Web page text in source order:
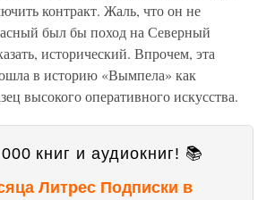
контракт. Жаль, что он не
был бы поход на Северный
исторический. Впрочем, эта
в историю «Вымпела» как
высокого оперативного искусства.
книг и аудиокниг! 📚
Литрес Подписки в